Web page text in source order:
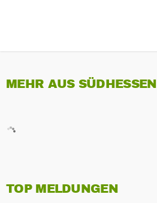
MEHR AUS SÜDHESSEN
TOP MELDUNGEN